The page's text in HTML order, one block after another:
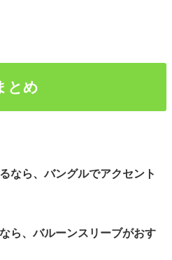
とめ
なら、バングルでアクセント
ら、バルーンスリーブがおす